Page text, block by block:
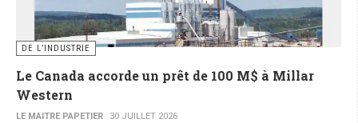
DE L’INDUSTRIE
Le Canada accorde un prêt de 100 M$ à Millar
Western
LE MAITRE PAPETIER 30 JUILLET 2026